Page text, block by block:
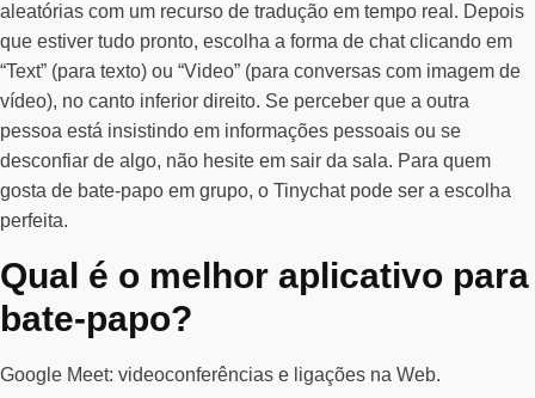
aleatórias com um recurso de tradução em tempo real. Depois
que estiver tudo pronto, escolha a forma de chat clicando em
“Text” (para texto) ou “Video” (para conversas com imagem de
vídeo), no canto inferior direito. Se perceber que a outra
pessoa está insistindo em informações pessoais ou se
desconfiar de algo, não hesite em sair da sala. Para quem
gosta de bate-papo em grupo, o Tinychat pode ser a escolha
perfeita.
Qual é o melhor aplicativo para
bate-papo?
Google Meet: videoconferências e ligações na Web.